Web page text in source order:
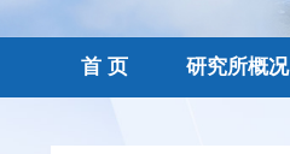
首 页 研究所概况